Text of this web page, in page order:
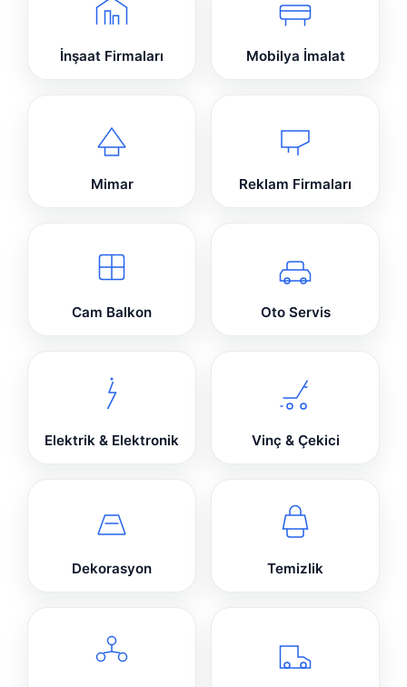
İnşaat Firmaları Mobilya İmalat
Mimar Reklam Firmaları
Cam Balkon Oto Servis
Elektrik & Elektronik Vinç & Çekici
Dekorasyon Temizlik